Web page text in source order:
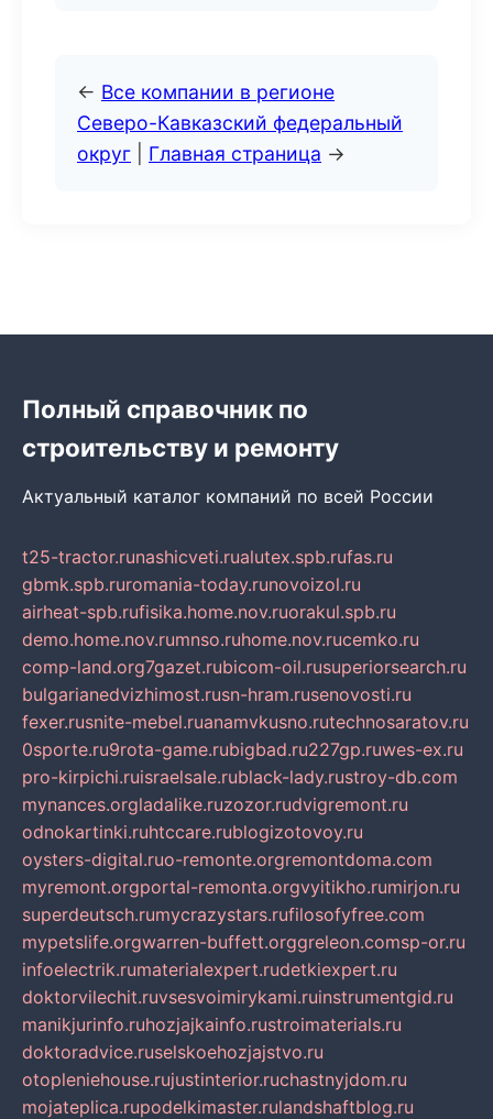
← Все компании в регионе
Северо-Кавказский федеральный
округ
Главная страница →
Полный справочник по
строительству и ремонту
Актуальный каталог компаний по всей России
t25-tractor.runashicveti.rualutex.spb.rufas.ru
gbmk.spb.ruromania-today.runovoizol.ru
airheat-spb.rufisika.home.nov.ruorakul.spb.ru
demo.home.nov.rumnso.ruhome.nov.rucemko.ru
comp-land.org7gazet.rubicom-oil.rusuperiorsearch.ru
bulgarianedvizhimost.rusn-hram.rusenovosti.ru
fexer.rusnite-mebel.ruanamvkusno.rutechnosaratov.ru
0sporte.ru9rota-game.rubigbad.ru227gp.ruwes-ex.ru
pro-kirpichi.ruisraelsale.rublack-lady.rustroy-db.com
mynances.orgladalike.ruzozor.rudvigremont.ru
odnokartinki.ruhtccare.rublogizotovoy.ru
oysters-digital.ruo-remonte.orgremontdoma.com
myremont.orgportal-remonta.orgvyitikho.rumirjon.ru
superdeutsch.rumycrazystars.rufilosofyfree.com
mypetslife.orgwarren-buffett.orggreleon.comsp-or.ru
infoelectrik.rumaterialexpert.rudetkiexpert.ru
doktorvilechit.ruvsesvoimirykami.ruinstrumentgid.ru
manikjurinfo.ruhozjajkainfo.rustroimaterials.ru
doktoradvice.ruselskoehozjajstvo.ru
otopleniehouse.rujustinterior.ruchastnyjdom.ru
mojateplica.rupodelkimaster.rulandshaftblog.ru